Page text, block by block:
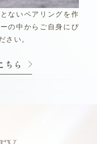
ないペアリングを作
の中からご自身にぴ
さい。
ちら